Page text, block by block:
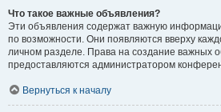
Что такое важные объявления?
Эти объявления содержат важную
по возможности. Они появляются вверху
личном разделе. Права на создание важных
предоставляются администратором
Вернуться к началу